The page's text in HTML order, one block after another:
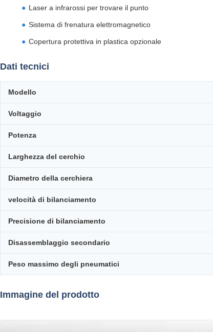
Laser a infrarossi per trovare il punto
Sistema di frenatura elettromagnetico
Copertura protettiva in plastica opzionale
Dati tecnici
Modello
Voltaggio
Potenza
Larghezza del cerchio
Diametro della cerchiera
velocità di bilanciamento
Precisione di bilanciamento
Disassemblaggio secondario
Peso massimo degli pneumatici
Immagine del prodotto